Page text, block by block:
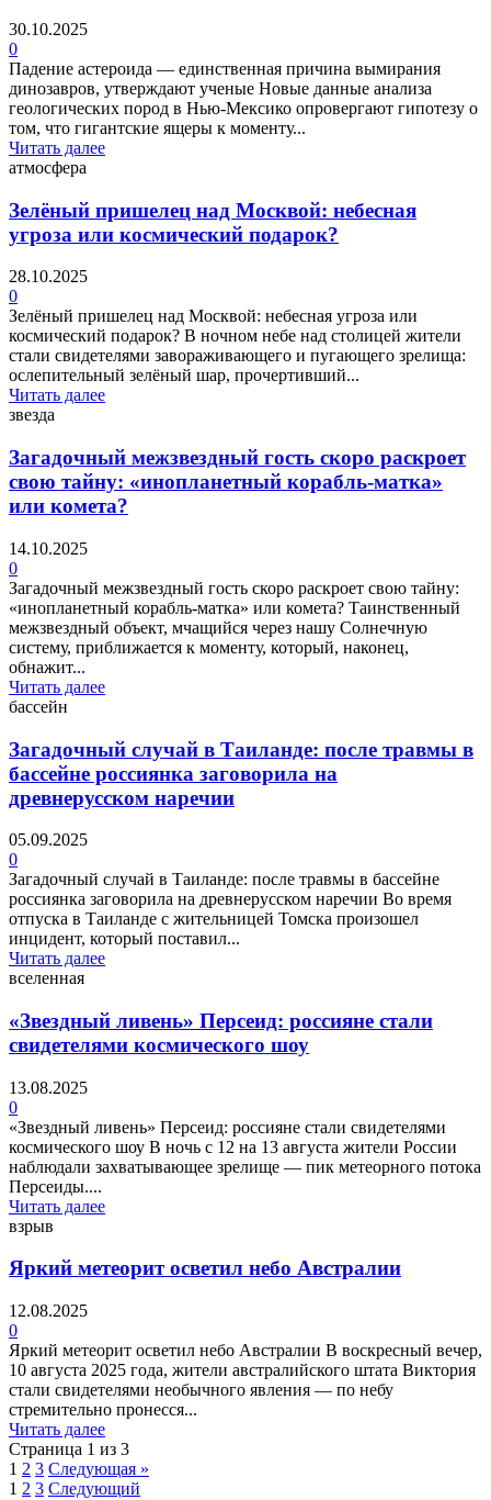
30.10.2025
0
Падение астероида — единственная причина вымирания
динозавров, утверждают ученые Новые данные анализа
геологических пород в Нью-Мексико опровергают гипотезу о
том, что гигантские ящеры к моменту...
Читать далее
атмосфера
Зелёный пришелец над Москвой: небесная
угроза или космический подарок?
28.10.2025
0
Зелёный пришелец над Москвой: небесная угроза или
космический подарок? В ночном небе над столицей жители
стали свидетелями завораживающего и пугающего зрелища:
ослепительный зелёный шар, прочертивший...
Читать далее
звезда
Загадочный межзвездный гость скоро раскроет
свою тайну: «инопланетный корабль-матка»
или комета?
14.10.2025
0
Загадочный межзвездный гость скоро раскроет свою тайну:
«инопланетный корабль-матка» или комета? Таинственный
межзвездный объект, мчащийся через нашу Солнечную
систему, приближается к моменту, который, наконец,
обнажит...
Читать далее
бассейн
Загадочный случай в Таиланде: после травмы в
бассейне россиянка заговорила на
древнерусском наречии
05.09.2025
0
Загадочный случай в Таиланде: после травмы в бассейне
россиянка заговорила на древнерусском наречии Во время
отпуска в Таиланде с жительницей Томска произошел
инцидент, который поставил...
Читать далее
вселенная
«Звездный ливень» Персеид: россияне стали
свидетелями космического шоу
13.08.2025
0
«Звездный ливень» Персеид: россияне стали свидетелями
космического шоу В ночь с 12 на 13 августа жители России
наблюдали захватывающее зрелище — пик метеорного потока
Персеиды....
Читать далее
взрыв
Яркий метеорит осветил небо Австралии
12.08.2025
0
Яркий метеорит осветил небо Австралии В воскресный вечер,
10 августа 2025 года, жители австралийского штата Виктория
стали свидетелями необычного явления — по небу
стремительно пронесся...
Читать далее
Страница 1 из 3
1 2 3 Следующая »
1 2 3 Следующий